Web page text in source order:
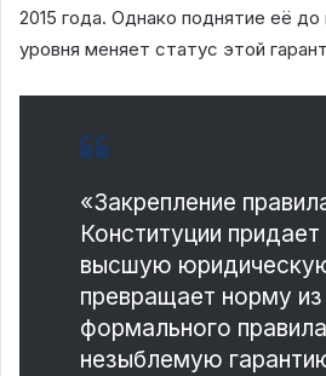
2015 года. Однако поднятие её до
уровня меняет статус этой
«Закрепление
Конституции
высшую
превращает норму из
формального
незыблемую